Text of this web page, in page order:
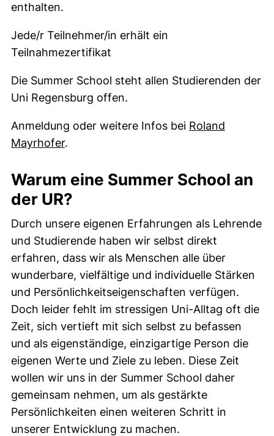
enthalten.
Jede/r Teilnehmer/in erhält ein
Teilnahmezertifikat
Die Summer School steht allen Studierenden der
Uni Regensburg offen.
Anmeldung oder weitere Infos bei Roland
Mayrhofer.
Warum eine Summer School an
der UR?
Durch unsere eigenen Erfahrungen als Lehrende
und Studierende haben wir selbst direkt
erfahren, dass wir als Menschen alle über
wunderbare, vielfältige und individuelle Stärken
und Persönlichkeitseigenschaften verfügen.
Doch leider fehlt im stressigen Uni-Alltag oft die
Zeit, sich vertieft mit sich selbst zu befassen
und als eigenständige, einzigartige Person die
eigenen Werte und Ziele zu leben. Diese Zeit
wollen wir uns in der Summer School daher
gemeinsam nehmen, um als gestärkte
Persönlichkeiten einen weiteren Schritt in
unserer Entwicklung zu machen.